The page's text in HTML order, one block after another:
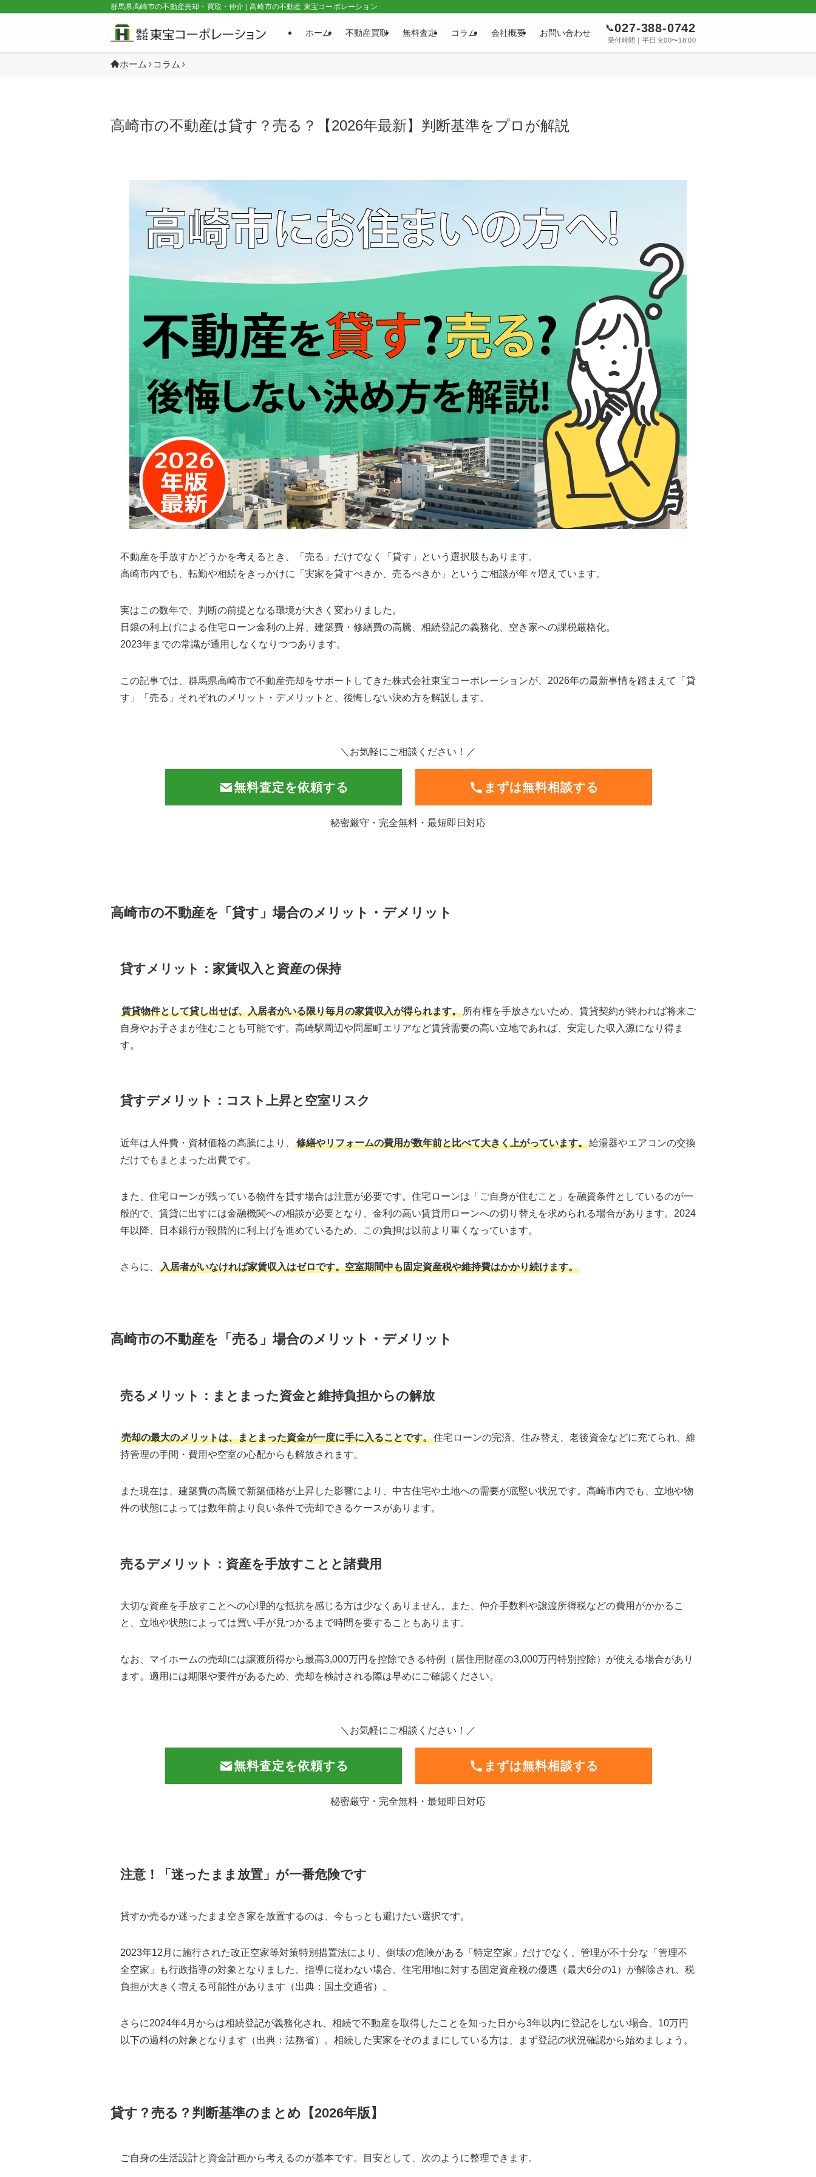
群馬県高崎市の不動産売却・買取・仲介 | 高崎市の不動産 東宝コーポレーション
ホーム 不動産買取 無料査定 コラム 会社概要 お問い合わせ 📞027-388-0742
受付時間｜平日 9:00〜18:00
ホーム コラム
高崎市の不動産は貸す？売る？【2026年最新】判断基準をプロが解説
不動産を手放すかどうかを考えるとき、「売る」だけでなく「貸す」という選択肢もあります。
高崎市内でも、転勤や相続をきっかけに「実家を貸すべきか、売るべきか」というご相談が年々増えています。
実はこの数年で、判断の前提となる環境が大きく変わりました。
日銀の利上げによる住宅ローン金利の上昇、建築費・修繕費の高騰、相続登記の義務化、空き家への課税厳格化。
2023年までの常識が通用しなくなりつつあります。
この記事では、群馬県高崎市で不動産売却をサポートしてきた株式会社東宝コーポレーションが、2026年の最新事情を踏まえて「貸
す」「売る」それぞれのメリット・デメリットと、後悔しない決め方を解説します。
＼お気軽にご相談ください！／
無料査定を依頼する まずは無料相談する
秘密厳守・完全無料・最短即日対応
高崎市の不動産を「貸す」場合のメリット・デメリット
貸すメリット：家賃収入と資産の保持
賃貸物件として貸し出せば、入居者がいる限り毎月の家賃収入が得られます。 所有権を手放さないため、賃貸契約が終われば将来ご
自身やお子さまが住むことも可能です。高崎駅周辺や問屋町エリアなど賃貸需要の高い立地であれば、安定した収入源になり得ま
す。
貸すデメリット：コスト上昇と空室リスク
近年は人件費・資材価格の高騰により、 修繕やリフォームの費用が数年前と比べて大きく上がっています。給湯器やエアコンの交換
だけでもまとまった出費です。
また、住宅ローンが残っている物件を貸す場合は注意が必要です。住宅ローンは「ご自身が住むこと」を融資条件としているのが一
般的で、賃貸に出すには金融機関への相談が必要となり、金利の高い賃貸用ローンへの切り替えを求められる場合があります。2024
年以降、日本銀行が段階的に利上げを進めているため、この負担は以前より重くなっています。
さらに、 入居者がいなければ家賃収入はゼロです。空室期間中も固定資産税や維持費はかかり続けます。
高崎市の不動産を「売る」場合のメリット・デメリット
売るメリット：まとまった資金と維持負担からの解放
売却の最大のメリットは、まとまった資金が一度に手に入ることです。住宅ローンの完済、住み替え、老後資金などに充てられ、維
持管理の手間・費用や空室の心配からも解放されます。
また現在は、建築費の高騰で新築価格が上昇した影響により、中古住宅や土地への需要が底堅い状況です。高崎市内でも、立地や物
件の状態によっては数年前より良い条件で売却できるケースがあります。
売るデメリット：資産を手放すことと諸費用
大切な資産を手放すことへの心理的な抵抗を感じる方は少なくありません。また、仲介手数料や譲渡所得税などの費用がかかるこ
と、立地や状態によっては買い手が見つかるまで時間を要することもあります。
なお、マイホームの売却には譲渡所得から最高3,000万円を控除できる特例（居住用財産の3,000万円特別控除）が使える場合があり
ます。適用には期限や要件があるため、売却を検討される際は早めにご確認ください。
＼お気軽にご相談ください！／
無料査定を依頼する まずは無料相談する
秘密厳守・完全無料・最短即日対応
注意！「迷ったまま放置」が一番危険です
貸すか売るか迷ったまま空き家を放置するのは、今もっとも避けたい選択です。
2023年12月に施行された改正空家等対策特別措置法により、倒壊の危険がある「特定空家」だけでなく、管理が不十分な「管理不
全空家」も行政指導の対象となりました。指導に従わない場合、住宅用地に対する固定資産税の優遇（最大6分の1）が解除され、税
負担が大きく増える可能性があります（出典：国土交通省）。
さらに2024年4月からは相続登記が義務化され、相続で不動産を取得したことを知った日から3年以内に登記をしない場合、10万円
以下の過料の対象となります（出典：法務省）。相続した実家をそのままにしている方は、まず登記の状況確認から始めましょう。
貸す？売る？判断基準のまとめ【2026年版】
ご自身の生活設計と資金計画から考えるのが基本です。目安として、次のように整理できます。